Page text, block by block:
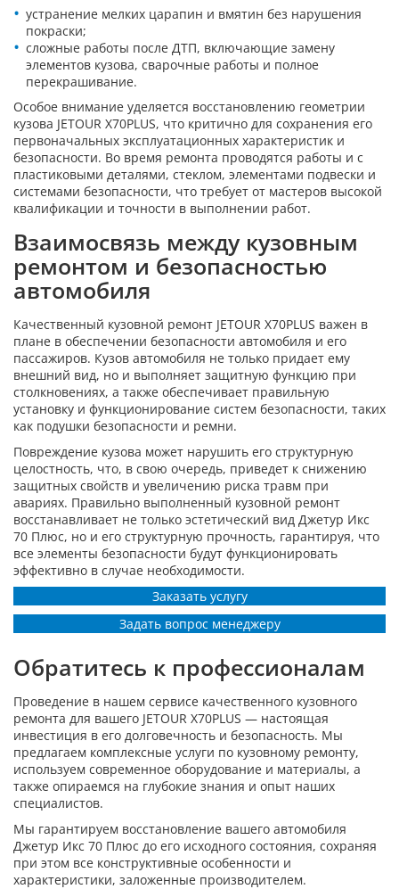
устранение мелких царапин и вмятин без нарушения
покраски;
сложные работы после ДТП, включающие замену
элементов кузова, сварочные работы и полное
перекрашивание.
Особое внимание уделяется восстановлению геометрии
кузова JETOUR X70PLUS, что критично для сохранения его
первоначальных эксплуатационных характеристик и
безопасности. Во время ремонта проводятся работы и с
пластиковыми деталями, стеклом, элементами подвески и
системами безопасности, что требует от мастеров высокой
квалификации и точности в выполнении работ.
Взаимосвязь между кузовным
ремонтом и безопасностью
автомобиля
Качественный кузовной ремонт JETOUR X70PLUS важен в
плане в обеспечении безопасности автомобиля и его
пассажиров. Кузов автомобиля не только придает ему
внешний вид, но и выполняет защитную функцию при
столкновениях, а также обеспечивает правильную
установку и функционирование систем безопасности, таких
как подушки безопасности и ремни.
Повреждение кузова может нарушить его структурную
целостность, что, в свою очередь, приведет к снижению
защитных свойств и увеличению риска травм при
авариях. Правильно выполненный кузовной ремонт
восстанавливает не только эстетический вид Джетур Икс
70 Плюс, но и его структурную прочность, гарантируя, что
все элементы безопасности будут функционировать
эффективно в случае необходимости.
Заказать услугу
Задать вопрос менеджеру
Обратитесь к профессионалам
Проведение в нашем сервисе качественного кузовного
ремонта для вашего JETOUR X70PLUS — настоящая
инвестиция в его долговечность и безопасность. Мы
предлагаем комплексные услуги по кузовному ремонту,
используем современное оборудование и материалы, а
также опираемся на глубокие знания и опыт наших
специалистов.
Мы гарантируем восстановление вашего автомобиля
Джетур Икс 70 Плюс до его исходного состояния, сохраняя
при этом все конструктивные особенности и
характеристики, заложенные производителем.